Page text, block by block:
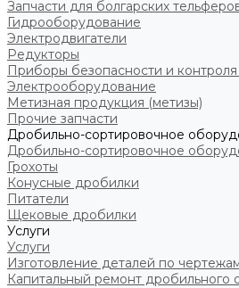
Запчасти для болгарских
Гидрооборудование
Электродвигатели
Редукторы
Приборы безопасности и контроля
Электрооборудование
Метизная продукция (метизы)
Прочие запчасти
Дробильно-сортировочное
Дробильно-сортировочное
Грохоты
Конусные дробилки
Питатели
Щековые дробилки
Услуги
Услуги
Изготовление деталей по
Капитальный ремонт дробильного